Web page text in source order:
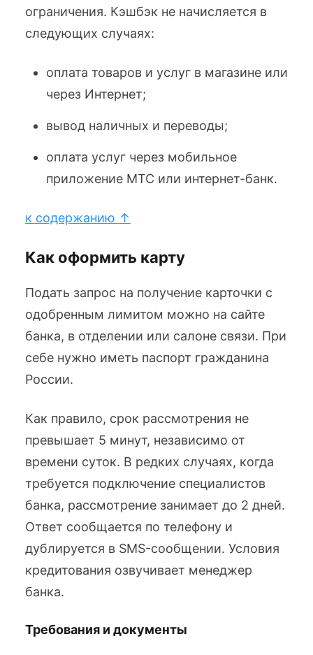
ограничения. Кэшбэк не начисляется в
следующих случаях:
оплата товаров и услуг в магазине или
через Интернет;
вывод наличных и переводы;
оплата услуг через мобильное
приложение МТС или интернет-банк.
к содержанию ↑
Как оформить карту
Подать запрос на получение карточки с
одобренным лимитом можно на сайте
банка, в отделении или салоне связи. При
себе нужно иметь паспорт гражданина
России.
Как правило, срок рассмотрения не
превышает 5 минут, независимо от
времени суток. В редких случаях, когда
требуется подключение специалистов
банка, рассмотрение занимает до 2 дней.
Ответ сообщается по телефону и
дублируется в SMS-сообщении. Условия
кредитования озвучивает менеджер
банка.
Требования и документы